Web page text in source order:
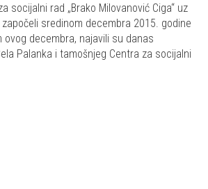
socijalni rad „Brako Milovanović Ciga“ uz
sredinom decembra 2015. godine
ovog decembra, najavili su danas
Palanka i tamošnjeg Centra za socijalni